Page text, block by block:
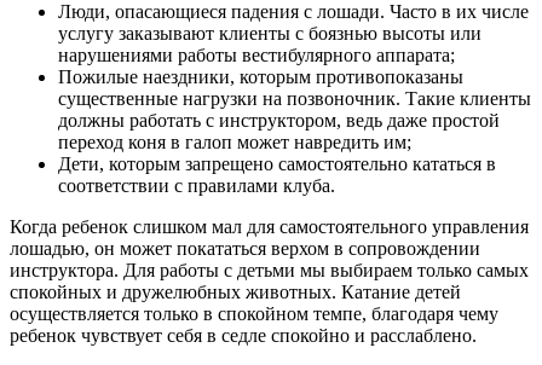
Люди, опасающиеся падения с лошади. Часто в их числе
услугу заказывают клиенты с боязнью высоты или
нарушениями работы вестибулярного аппарата;
Пожилые наездники, которым противопоказаны
существенные нагрузки на позвоночник. Такие клиенты
должны работать с инструктором, ведь даже простой
переход коня в галоп может навредить им;
Дети, которым запрещено самостоятельно кататься в
соответствии с правилами клуба.
Когда ребенок слишком мал для самостоятельного управления
лошадью, он может покататься верхом в сопровождении
инструктора. Для работы с детьми мы выбираем только самых
спокойных и дружелюбных животных. Катание детей
осуществляется только в спокойном темпе, благодаря чему
ребенок чувствует себя в седле спокойно и расслаблено.